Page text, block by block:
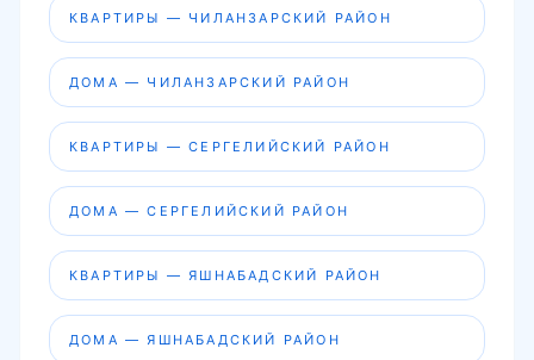
КВАРТИРЫ — ЧИЛАНЗАРСКИЙ РАЙОН
ДОМА — ЧИЛАНЗАРСКИЙ РАЙОН
КВАРТИРЫ — СЕРГЕЛИЙСКИЙ РАЙОН
ДОМА — СЕРГЕЛИЙСКИЙ РАЙОН
КВАРТИРЫ — ЯШНАБАДСКИЙ РАЙОН
ДОМА — ЯШНАБАДСКИЙ РАЙОН